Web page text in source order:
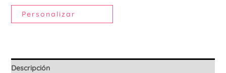
Personalizar
Descripción